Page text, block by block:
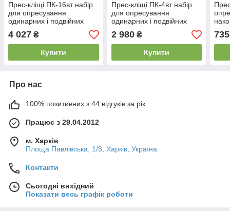
Прес-кліщі ПК-16вт набір
для опресування
одинарних і подвійних
втулкових наконечників із
наконечниками
4 027 ₴
Купити
Прес-кліщі ПК-4вт набір
для опресування
одинарних і подвійних
втулкових наконечників у
наборі з наконечниками
2 980₴
Купити
735
Про нас
100% позитивних з 44 відгуків за рік
Працює з 29.04.2012
м. Харків
Площа Павлівська, 1/3, Харків, Україна
Контакти
Сьогодні вихідний
Показати весь графік роботи